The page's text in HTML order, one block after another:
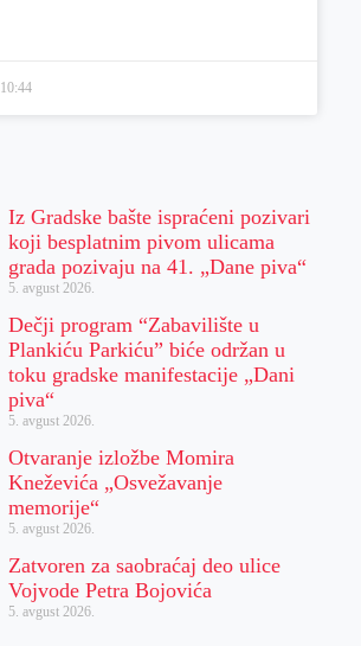
10:44
Iz Gradske bašte ispraćeni pozivari
koji besplatnim pivom ulicama
grada pozivaju na 41. „Dane piva“
5. avgust 2026.
Dečji program “Zabavilište u
Plankiću Parkiću” biće održan u
toku gradske manifestacije „Dani
piva“
5. avgust 2026.
Otvaranje izložbe Momira
Kneževića „Osvežavanje
memorije“
5. avgust 2026.
Zatvoren za saobraćaj deo ulice
Vojvode Petra Bojovića
5. avgust 2026.